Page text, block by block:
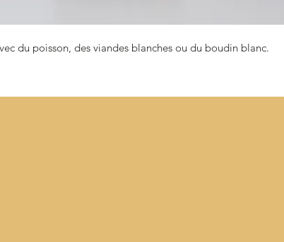
du poisson, des viandes blanches ou du boudin blanc.